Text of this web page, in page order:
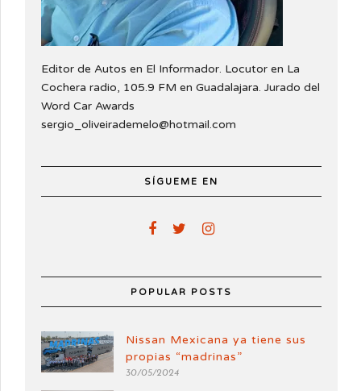
Editor de Autos en El Informador. Locutor en La
Cochera radio, 105.9 FM en Guadalajara. Jurado del
Word Car Awards
sergio_oliveirademelo@hotmail.com
SÍGUEME EN
POPULAR POSTS
Nissan Mexicana ya tiene sus
propias “madrinas”
30/05/2024